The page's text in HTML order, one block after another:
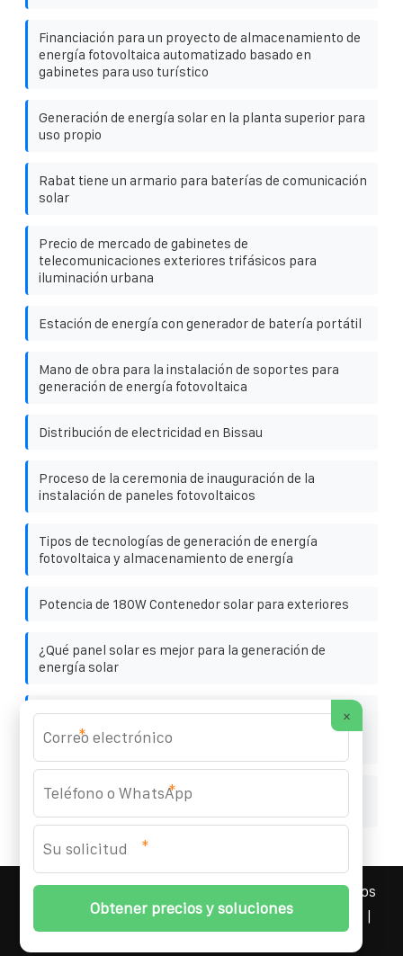
Financiación para un proyecto de almacenamiento de
energía fotovoltaica automatizado basado en
gabinetes para uso turístico
Generación de energía solar en la planta superior para
uso propio
Rabat tiene un armario para baterías de comunicación
solar
Precio de mercado de gabinetes de
telecomunicaciones exteriores trifásicos para
iluminación urbana
Estación de energía con generador de batería portátil
Mano de obra para la instalación de soportes para
generación de energía fotovoltaica
Distribución de electricidad en Bissau
Proceso de la ceremonia de inauguración de la
instalación de paneles fotovoltaicos
Tipos de tecnologías de generación de energía
fotovoltaica y almacenamiento de energía
Potencia de 180W Contenedor solar para exteriores
¿Qué panel solar es mejor para la generación de
energía solar
Venta al por mayor de pequeños armarios solares
integrados para almacenamiento de energía en
Manchester Reino Unido
Jamaica almacenamiento de energía batería de litio
YOUFOTO INDUSTRIAL SOLAR
2026 Todos los
derechos reservados. | Teléfono:+34 91 527 43 18
×
*
*
*